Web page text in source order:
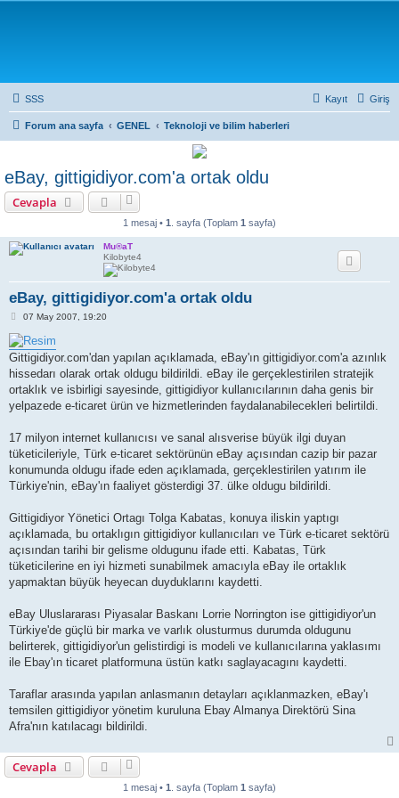
SSS Giriş
Kayıt
Forum ana sayfa GENEL Teknoloji ve bilim haberleri
eBay, gittigidiyor.com'a ortak oldu
Cevapla
1 mesaj • 1 . sayfa (Toplam 1 sayfa)
Mu®aT
Kilobyte4
eBay, gittigidiyor.com'a ortak oldu
M
s
a
j
07 May 2007, 19:20
Gittigidiyor.com'dan yapılan açıklamada, eBay'ın gittigidiyor.com'a azınlık
hissedarı olarak ortak oldugu bildirildi. eBay ile gerçeklestirilen stratejik
ortaklık ve isbirligi sayesinde, gittigidiyor kullanıcılarının daha genis bir
yelpazede e-ticaret ürün ve hizmetlerinden faydalanabilecekleri belirtildi.
17 milyon internet kullanıcısı ve sanal alısverise büyük ilgi duyan
tüketicileriyle, Türk e-ticaret sektörünün eBay açısından cazip bir pazar
konumunda oldugu ifade eden açıklamada, gerçeklestirilen yatırım ile
Türkiye'nin, eBay'ın faaliyet gösterdigi 37. ülke oldugu bildirildi.
Gittigidiyor Yönetici Ortagı Tolga Kabatas, konuya iliskin yaptıgı
açıklamada, bu ortaklıgın gittigidiyor kullanıcıları ve Türk e-ticaret sektörü
açısından tarihi bir gelisme oldugunu ifade etti. Kabatas, Türk
tüketicilerine en iyi hizmeti sunabilmek amacıyla eBay ile ortaklık
yapmaktan büyük heyecan duyduklarını kaydetti.
eBay Uluslararası Piyasalar Baskanı Lorrie Norrington ise gittigidiyor'un
Türkiye'de güçlü bir marka ve varlık olusturmus durumda oldugunu
belirterek, gittigidiyor'un gelistirdigi is modeli ve kullanıcılarına yaklasımı
ile Ebay'ın ticaret platformuna üstün katkı saglayacagını kaydetti.
Taraflar arasında yapılan anlasmanın detayları açıklanmazken, eBay'ı
temsilen gittigidiyor yönetim kuruluna Ebay Almanya Direktörü Sina
Afra'nın katılacagı bildirildi.
Cevapla
1 mesaj • 1 . sayfa (Toplam 1 sayfa)